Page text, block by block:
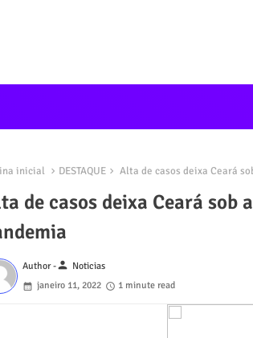
inicial DESTAQUE Alta de casos deixa Ceará
de casos deixa Ceará sob
Author -person Noticias
janeiro 11, 2022
1 minute read